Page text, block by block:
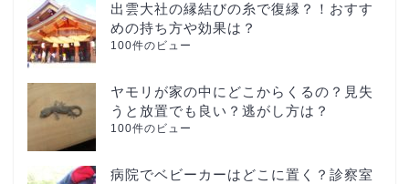
出雲大社の縁結びの糸で復縁？！おすす
めの持ち方や効果は？
100件のビュー
ヤモリが家の中にどこからくるの？見失
うと放置でも良い？逃がし方は？
100件のビュー
病院でベビーカーはどこに置く？診察室